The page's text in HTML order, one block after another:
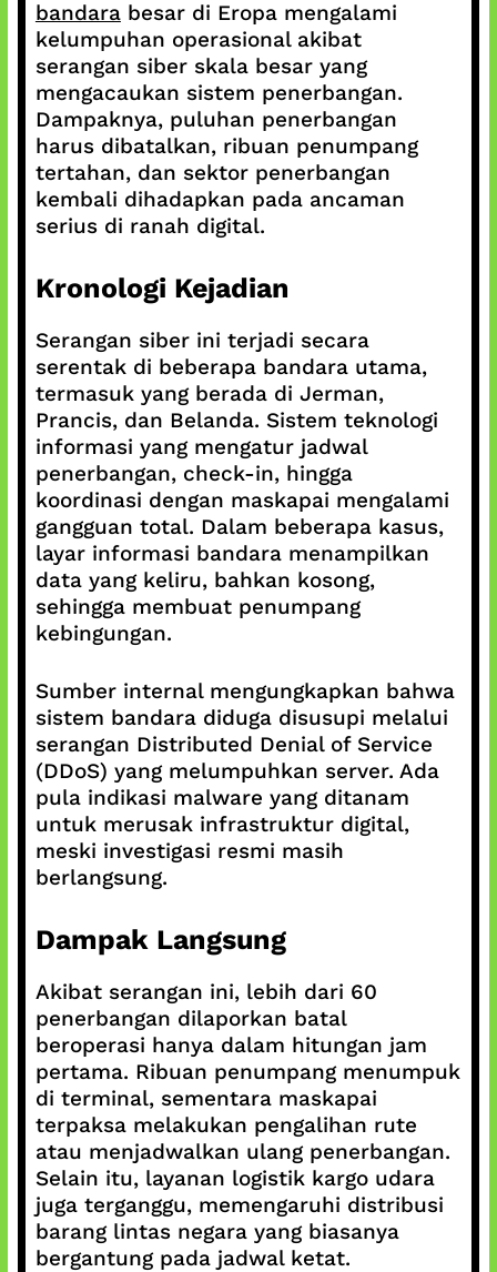
bandarabesar di Eropa mengalami
kelumpuhan operasional akibat
serangan siber skala besar yang
mengacaukan sistem penerbangan.
Dampaknya, puluhan penerbangan
harus dibatalkan, ribuan penumpang
tertahan, dan sektor penerbangan
kembali dihadapkan pada ancaman
serius di ranah digital.
Kronologi Kejadian
Serangan siber ini terjadi secara
serentak di beberapa bandara utama,
termasuk yang berada di Jerman,
Prancis, dan Belanda. Sistem teknologi
informasi yang mengatur jadwal
penerbangan, check-in, hingga
koordinasi dengan maskapai mengalami
gangguan total. Dalam beberapa kasus,
layar informasi bandara menampilkan
data yang keliru, bahkan kosong,
sehingga membuat penumpang
kebingungan.
Sumber internal mengungkapkan bahwa
sistem bandara diduga disusupi melalui
serangan Distributed Denial of Service
(DDoS) yang melumpuhkan server. Ada
pula indikasi malware yang ditanam
untuk merusak infrastruktur digital,
meski investigasi resmi masih
berlangsung.
Dampak Langsung
Akibat serangan ini, lebih dari 60
penerbangan dilaporkan batal
beroperasi hanya dalam hitungan jam
pertama. Ribuan penumpang menumpuk
di terminal, sementara maskapai
terpaksa melakukan pengalihan rute
atau menjadwalkan ulang penerbangan.
Selain itu, layanan logistik kargo udara
juga terganggu, memengaruhi distribusi
barang lintas negara yang biasanya
bergantung pada jadwal ketat.